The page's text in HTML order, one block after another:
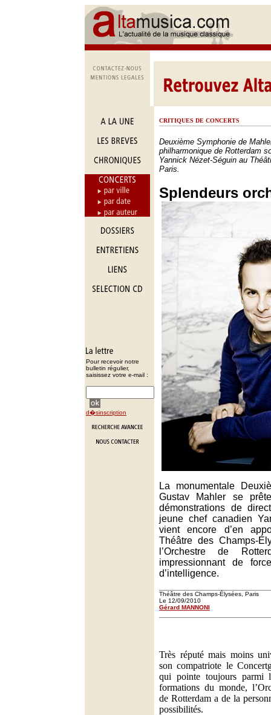
Pour recevoir notre
bulletin régulier,
saisissez votre e-mail :
d�sinscription
CRITIQUES DE CONCERTS
Deuxième Symphonie de
philharmonique de Rotterdam
Yannick Nézet-Séguin au
Paris.
Splendeurs
La monumentale
Gustav Mahler se
démonstrations de
jeune chef canadien
vient encore d’en
Théâtre des Champs-
l’Orchestre de
impressionnant de
d’intelligence.
Théâtre des Champs-Élysées, Paris
Le 12/09/2010
Gérard MANNONI
Très réputé mais moins
son compatriote le
qui pointe toujours parmi
formations du monde,
de Rotterdam a de la
possibilités.